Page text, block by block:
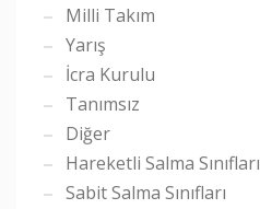
Milli Takım
Yarış
İcra Kurulu
Tanımsız
Diğer
Hareketli Salma Sınıfları
Sabit Salma Sınıfları